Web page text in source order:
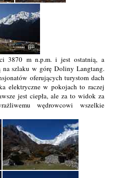
3870 m n.p.m. i jest ostatnią, a
na szlaku w górę Doliny Langtang.
oferujących turystom dach
elektryczne w pokojach to raczej
jest ciepła, ale za to widok za
wędrowcowi wszelkie